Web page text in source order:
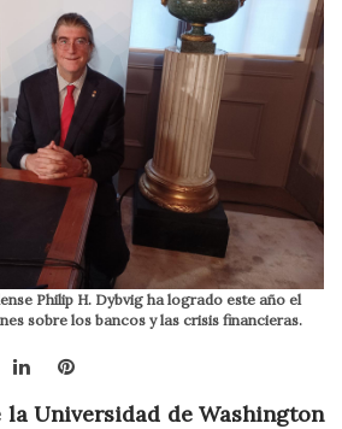
Philip H. Dybvig ha logrado este año el
sobre los bancos y las crisis financieras.
LinkedInPinterest
Universidad de Washington